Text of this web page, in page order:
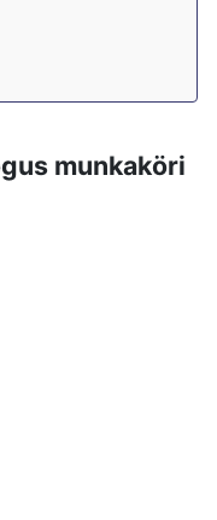
munkaköri